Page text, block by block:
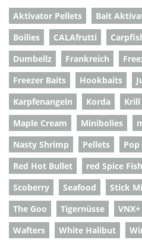
Aktivator Pellets Bait
Boilies
CALAfrutti
Dumbellz
Frankreich
Freezer Baits
Hookbaits
Karpfenangeln
Korda Krill
Maple Cream
Minibolies
Nasty Shrimp
Pellets Pop
Red Hot Bullet
red Spice Fish
Scoberry
Seafood Stick
The Goo
Tigernüsse VNX+
Wafters
White Halibut